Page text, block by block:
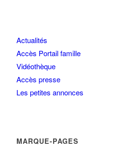
Actualités
Accès Portail famille
Vidéothèque
Accès presse
Les petites annonces
MARQUE-PAGES